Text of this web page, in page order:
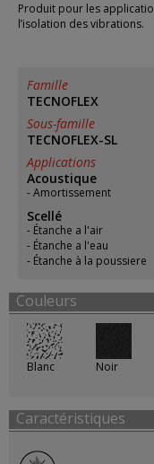
Produit pour les
l’isolation des vibrations.
Famille
TECNOFLEX
Sous-famille
TECNOFLEX-SL
Applications
Acoustique
Amortissement
Scellé
Étanche a l'air
Étanche a l'eau
Étanche à la poussiere
Couleurs
Blanc Noir
Caractéristiques